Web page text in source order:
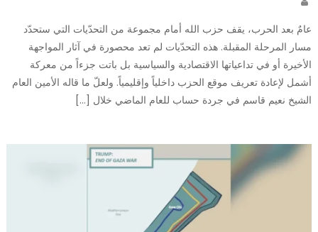
عامٌ بعد الحرب، يقف حزب الله أمام مجموعة من التحدّيات التي ستحدّد
مسار المرحلة المقبلة. هذه التحدّيات لم تعد محصورة في آثار المواجهة
الأخيرة أو في تداعياتها الاقتصادية والسياسية بل باتت جزءاً من معركة
أشمل لإعادة تعريف موقع الحزب داخلياً وإقليمياً. ولعلّ ما قاله الأمين العام
الشيخ نعيم قاسم في جردة حساب للعام الماضي خلال […]